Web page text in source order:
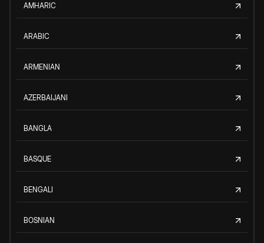
AMHARIC
ARABIC
ARMENIAN
AZERBAIJANI
BANGLA
BASQUE
BENGALI
BOSNIAN